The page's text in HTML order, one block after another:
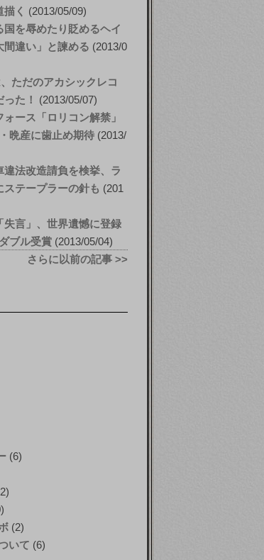
く
2013/05/09
国を辱めたり貶めるヘイ
間違い」と諫める
2013/0
ただのアカシックレコ
た！
2013/05/07
ース「ロリコン解禁」
晩産に歯止め期待 2013/
違法改造請負を検挙、ラ
ステープラーの針も
201
失言」、世界遺憾に登録
ブル受賞 2013/05/04
さらに以前の記事 >>
(6)
(2)
いて (6)